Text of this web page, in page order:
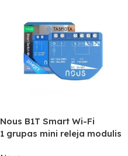
Nous B1T Smart Wi-Fi
1 grupas mini releja modulis